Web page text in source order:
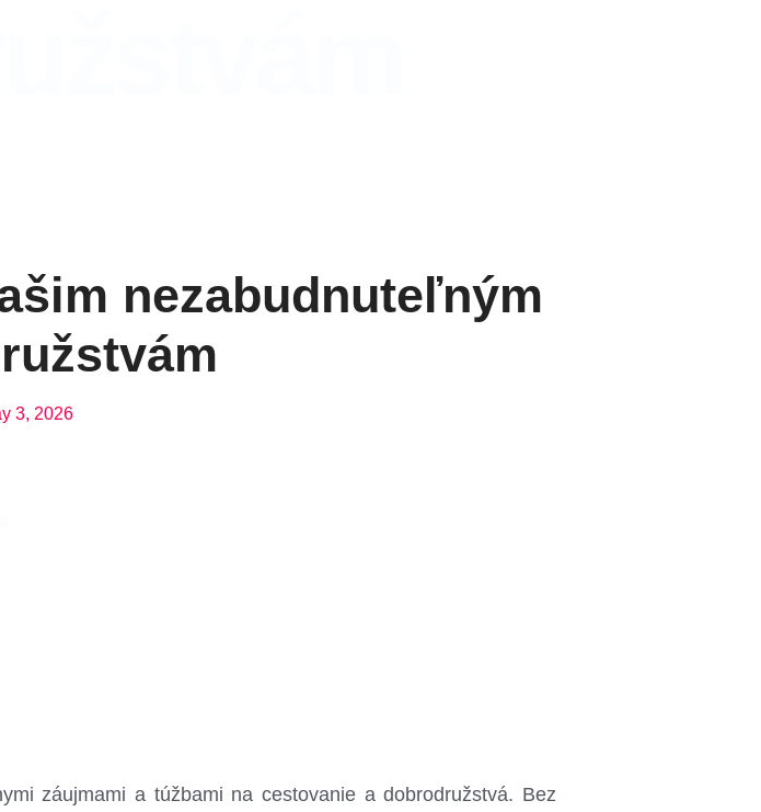
nezabudnuteľným
3, 2026
záujmami a túžbami na cestovanie a dobrodružstvá. Bez